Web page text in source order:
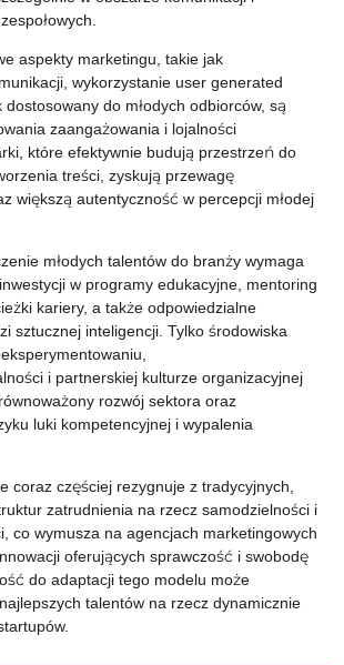
aspekty marketingu, takie jak
wykorzystanie user generated
do młodych odbiorców, są
zaangażowania i lojalności
które efektywnie budują przestrzeń do
treści, zyskują przewagę
większą autentyczność w percepcji młodej
młodych talentów do branży wymaga
w programy edukacyjne, mentoring
kariery, a także odpowiedzialne
sztucznej inteligencji. Tylko środowiska
i partnerskiej kulturze organizacyjnej
rozwój sektora oraz
luki kompetencyjnej i wypalenia
coraz częściej rezygnuje z tradycyjnych,
zatrudnienia na rzecz samodzielności i
co wymusza na agencjach marketingowych
oferujących sprawczość i swobodę
do adaptacji tego modelu może
talentów na rzecz dynamicznie